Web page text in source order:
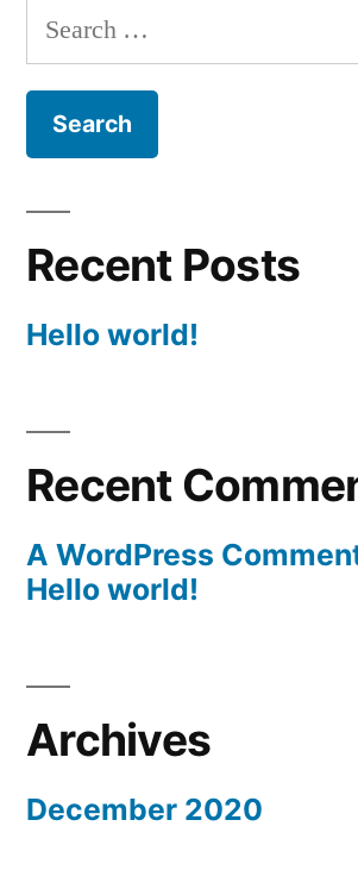
Search
for:
Recent Posts
Hello world!
Recent
A WordPress
Hello world!
Archives
December 2020